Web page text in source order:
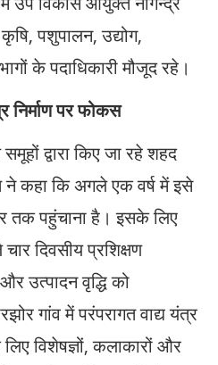
पशुपालन, उद्योग,
के पदाधिकारी मौजूद रहे।
निर्माण पर फोकस
द्वारा किए जा रहे शहद
कहा कि अगले एक वर्ष में इसे
तक पहुंचाना है। इसके लिए
दिवसीय प्रशिक्षण
उत्पादन वृद्धि को
गांव में परंपरागत वाद्य यंत्र
लिए विशेषज्ञों, कलाकारों और